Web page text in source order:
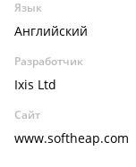
Язык
Английский
Разработчик
Ixis Ltd
Сайт
www.softheap.com